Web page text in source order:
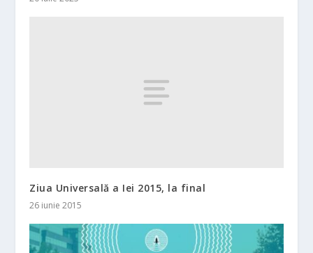
Ziua Universală a Iei 2015, la final
26 iunie 2015